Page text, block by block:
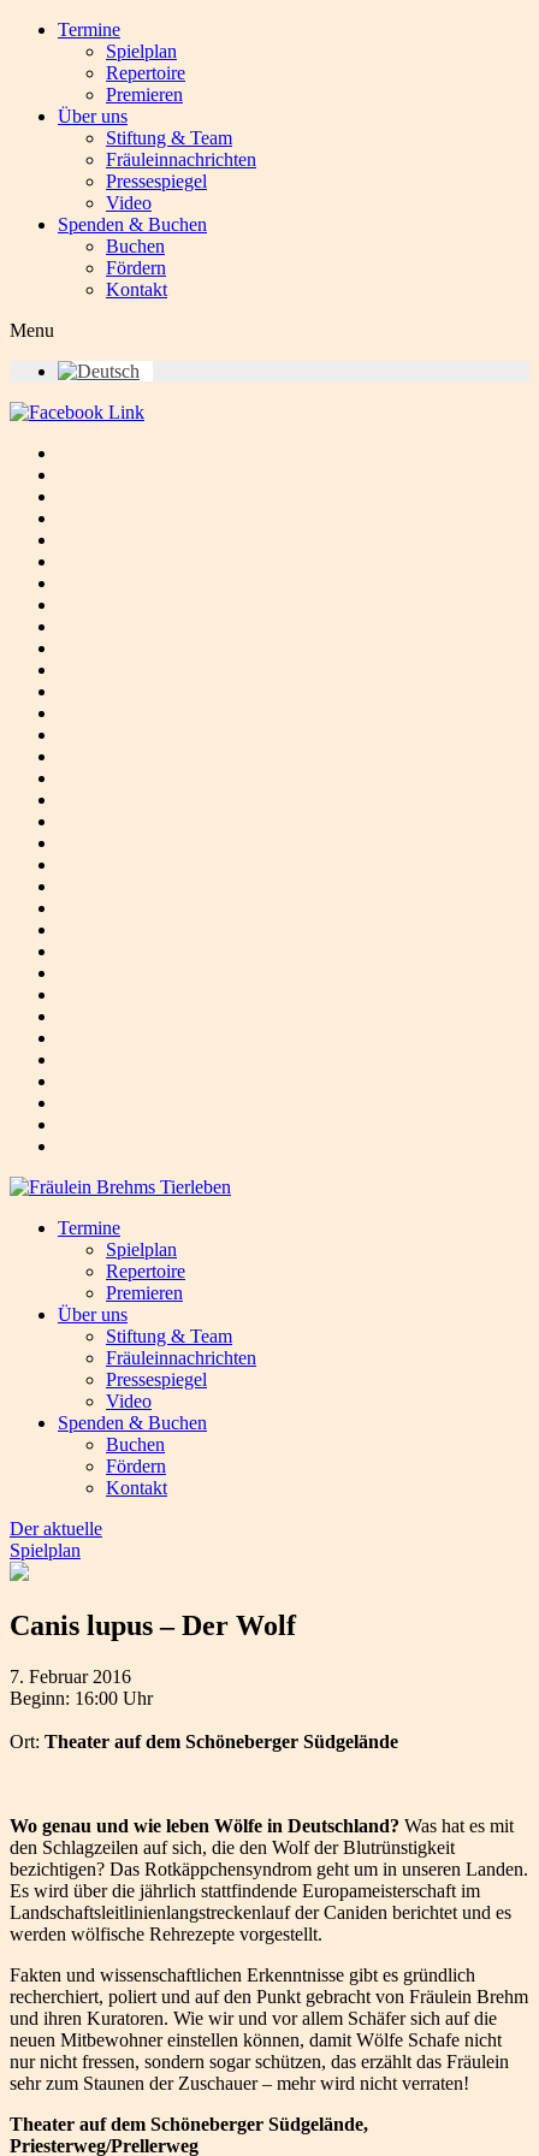
Termine
Spielplan
Repertoire
Premieren
Über uns
Stiftung & Team
Fräuleinnachrichten
Pressespiegel
Video
Spenden & Buchen
Buchen
Fördern
Kontakt
Menu
Termine
Spielplan
Repertoire
Premieren
Über uns
Stiftung & Team
Fräuleinnachrichten
Pressespiegel
Video
Spenden & Buchen
Buchen
Fördern
Kontakt
Der aktuelle
Spielplan
Canis lupus – Der Wolf
7. Februar 2016
Beginn: 16:00 Uhr
Ort: Theater auf dem Schöneberger Südgelände
Wo genau und wie leben Wölfe in Deutschland? Was hat es mit
den Schlagzeilen auf sich, die den Wolf der Blutrünstigkeit
bezichtigen? Das Rotkäppchensyndrom geht um in unseren Landen.
Es wird über die jährlich stattfindende Europameisterschaft im
Landschaftsleitlinienlangstreckenlauf der Caniden berichtet und es
werden wölfische Rehrezepte vorgestellt.
Fakten und wissenschaftlichen Erkenntnisse gibt es gründlich
recherchiert, poliert und auf den Punkt gebracht von Fräulein Brehm
und ihren Kuratoren. Wie wir und vor allem Schäfer sich auf die
neuen Mitbewohner einstellen können, damit Wölfe Schafe nicht
nur nicht fressen, sondern sogar schützen, das erzählt das Fräulein
sehr zum Staunen der Zuschauer – mehr wird nicht verraten!
Theater auf dem Schöneberger Südgelände,
Priesterweg/Prellerweg